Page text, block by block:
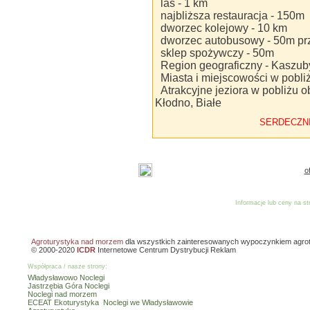
las - 1 km
najbliższa restauracja - 150m
dworzec kolejowy - 10 km
dworzec autobusowy - 50m
sklep spożywczy - 50m
Region geograficzny -
Miasta i miejscowości w
Atrakcyjne jeziora w pobliżu
Kłodno, Białe
Informacje lub ceny na
Agroturystyka nad morzem dla wszystkich zainteresowanych wypoczynkiem
© 2000-2020 ICDR Internetowe Centrum Dystrybucji Reklam
Współpraca / nasze strony:
Władysławowo Noclegi
Jastrzębia Góra Noclegi
Noclegi nad morzem
ECEAT Ekoturystyka Noclegi we Władysławowie